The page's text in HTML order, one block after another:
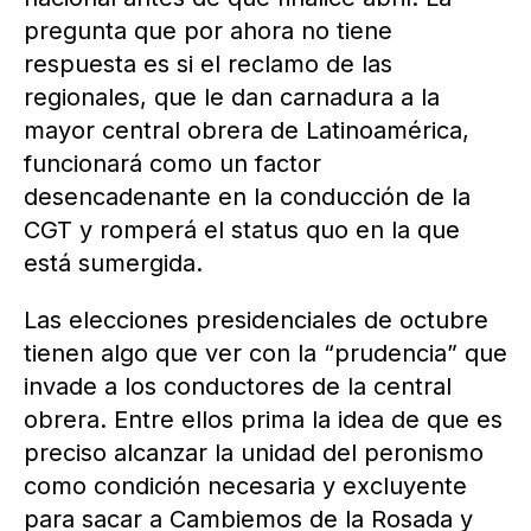
pregunta que por ahora no tiene
respuesta es si el reclamo de las
regionales, que le dan carnadura a la
mayor central obrera de Latinoamérica,
funcionará como un factor
desencadenante en la conducción de la
CGT y romperá el status quo en la que
está sumergida.
Las elecciones presidenciales de octubre
tienen algo que ver con la “prudencia” que
invade a los conductores de la central
obrera. Entre ellos prima la idea de que es
preciso alcanzar la unidad del peronismo
como condición necesaria y excluyente
para sacar a Cambiemos de la Rosada y